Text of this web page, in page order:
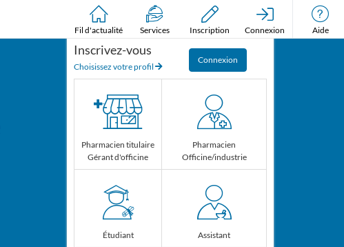
Fil d'actualité Services Inscription Connexion Aide
Inscrivez-vous
Choisissez votre profil
Connexion
Pharmacien titulaire
Gérant d'officine
Pharmacien
Officine/industrie
Étudiant Assistant
J'ai lu et j'accepte lestermes et
conditions générales